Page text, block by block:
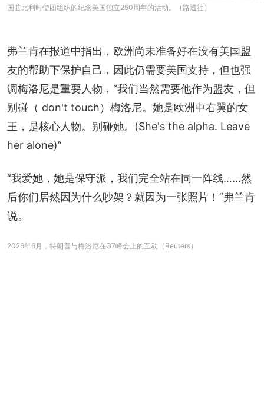
国驻比利时使团组织的纪念美国独立250周年的活动。（路透社）
弗兰肯在报道中指出，欧洲尚未准备好在没有美国盟
友的帮助下保护自己，因此仍需要美国支持，但也强
调梅洛尼是重要人物，“我们当然需要他作为盟友，但
别碰（ don't touch）梅洛尼。她是欧洲中右翼的女
王，是核心人物。别碰她。(She's the alpha. Leave
her alone)”
“我爱她，她是保守派，我们完全站在同一阵线……然
后你们居然因为什么吵架？就因为一张照片！”弗兰肯
说。
2026年6月，特朗普与梅洛尼在G7峰会上的互动（Reuters）